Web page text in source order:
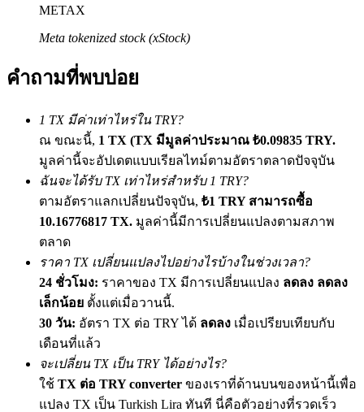
เชิญเพื่อนเพื่อรับรางวัลเงินสด
Deposit CASHCAT & Win
Share 500000 CASHCAT prize pool
Exclusive for BitMart Users
METAX
Meta tokenized stock (xStock)
คำถามที่พบบ่อย
1 TX มีค่าเท่าไหร่ใน TRY?
ณ ขณะนี้, 1 TX (TX มีมูลค่าประมาณ ₺0.09835 TRY.
มูลค่านี้จะอัปเดตแบบเรียลไทม์ตามอัตราตลาดปัจจุบัน
ฉันจะได้รับ TX เท่าไหร่สำหรับ 1 TRY?
ตามอัตราแลกเปลี่ยนปัจจุบัน, ₺1 TRY สามารถซื้อ
10.16776817 TX. มูลค่านี้มีการเปลี่ยนแปลงตามสภาพ
ตลาด
ราคา TX เปลี่ยนแปลงไปอย่างไรบ้างในช่วงเวลา?
24 ชั่วโมง: ราคาของ TX มีการเปลี่ยนแปลง ลดลง ลดลง
เล็กน้อย ตั้งแต่เมื่อวานนี้.
30 วัน: อัตรา TX ต่อ TRY ได้ ลดลง เมื่อเปรียบเทียบกับ
เดือนที่แล้ว
จะเปลี่ยน TX เป็น TRY ได้อย่างไร?
ใช้ TX ต่อ TRY converter ของเราที่ด้านบนของหน้านี้เพื่อ
แปลง TX เป็น Turkish Lira ทันที นี่คือตัวอย่างที่รวดเร็ว